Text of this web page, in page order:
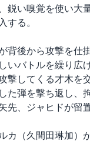
鋭い嗅覚を使い大
する。
背後から攻撃を仕
いバトルを繰り広
撃してくる才木を
た弾を撃ち返し、
先、ジャヒドが留
カ（久間田琳加）